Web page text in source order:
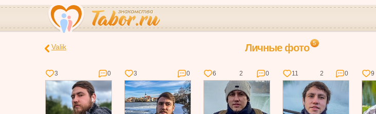
Личные фото 5
Valik
3 0 3 0 6 2 0 11 2 0 9